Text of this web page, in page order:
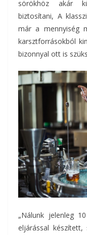
sörökhöz akár
biztosítani, A
már a mennyiség
karsztforrásokból
bizonnyal ott is
„Nálunk jelenleg
eljárással készített,